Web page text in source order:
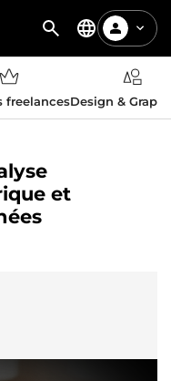
freelancesDesign &
et